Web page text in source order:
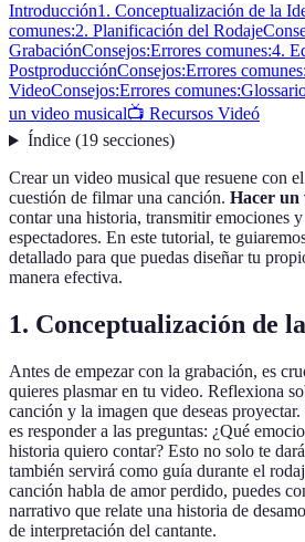
Introducción1. Conceptualización de la
comunes:2. Planificación del Rodaje
GrabaciónConsejos:Errores comunes:4.
PostproducciónConsejos:Errores comunes:
VideoConsejos:Errores comunes:
un video musical📺 Recursos Videó
Índice(19 secciones)
Crear un video musical que resuene con
cuestión de filmar una canción. Hacer un
contar una historia, transmitir emociones
espectadores. En este tutorial, te
detallado para que puedas diseñar tu
manera efectiva.
1. Conceptualización de
Antes de empezar con la grabación, es
quieres plasmar en tu video. Reflexiona
canción y la imagen que deseas
es responder a las preguntas: ¿Qué
historia quiero contar? Esto no solo te
también servirá como guía durante el
canción habla de amor perdido, puedes
narrativo que relate una historia de
de interpretación del cantante.